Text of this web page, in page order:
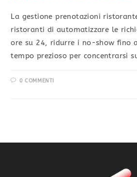
La gestione prenotazioni
ristoranti di automatizzare le
ore su 24, ridurre i no-show fino
tempo prezioso per concentrarsi
0 COMMENTI